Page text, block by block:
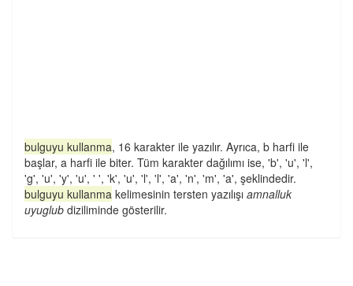
bulguyu kullanma, 16 karakter ile yazılır. Ayrıca, b harfi ile
başlar, a harfi ile biter. Tüm karakter dağılımı ise, 'b', 'u', 'l',
'g', 'u', 'y', 'u', ' ', 'k', 'u', 'l', 'l', 'a', 'n', 'm', 'a', şeklindedir.
bulguyu kullanma kelimesinin tersten yazılışı amnalluk
uyuglub diziliminde gösterilir.